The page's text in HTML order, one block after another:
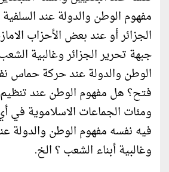
مفهوم الوطن والدولة عند
الجزائر أو عند بعض الأحزاب
جبهة تحرير الجزائر وغالبية
الوطن والدولة عند حركة حماس
فتح؟ هل مفهوم الوطن عند
ومئات الجماعات الاسلاموية في
فيه نفسه مفهوم الوطن والدولة
وغالبية أبناء الشعب ؟ الخ.